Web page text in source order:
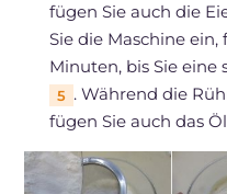
fügen Sie auch die
Sie die Maschine ein,
Minuten, bis Sie eine
5 . Während die
fügen Sie auch das